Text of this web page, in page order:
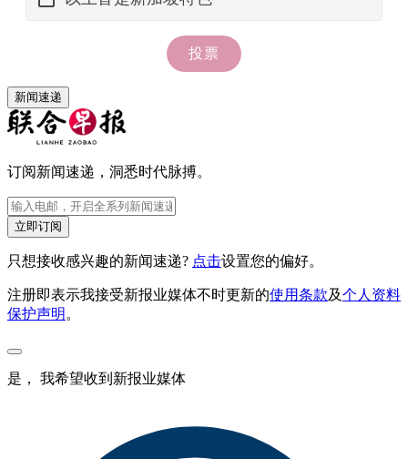
新闻速递
订阅新闻速递，洞悉时代脉搏。
立即订阅
只想接收感兴趣的新闻速递? 点击设置您的偏好。
注册即表示我接受新报业媒体不时更新的使用条款及个人资料
保护声明 。
是， 我希望收到新报业媒体